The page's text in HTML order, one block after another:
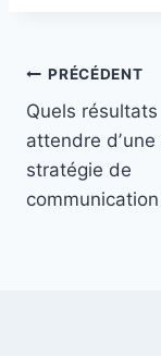
de
l’article
PRÉCÉDENT
Quels résultats
attendre dʼune
stratégie de
communication